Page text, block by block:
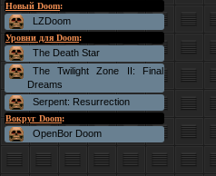
Новый Doom:
LZDoom
Уровни для Doom:
The Death Star
The Twilight Zone II: Final
Dreams
Serpent: Resurrection
Вокруг Doom:
OpenBor Doom